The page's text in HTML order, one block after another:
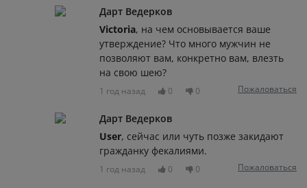
Дарт Ведерков
Victoria, на чем основывается ваше
утверждение? Что много мужчин не
позволяют вам, конкретно вам, влезть
на свою шею?
1 год назад 0 0 Пожаловаться
Дарт Ведерков
User, сейчас или чуть позже закидают
гражданку фекалиями.
1 год назад 0 0 Пожаловаться